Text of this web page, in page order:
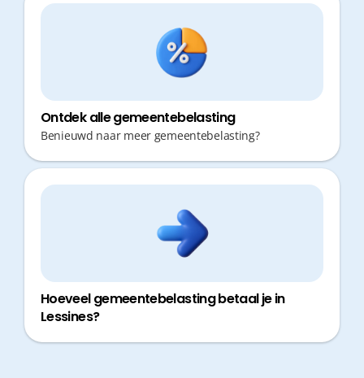
Ontdek alle gemeentebelasting
Benieuwd naar meer gemeentebelasting?
Hoeveel gemeentebelasting betaal je in
Lessines?